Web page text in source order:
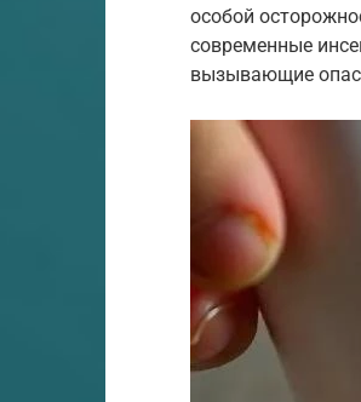
особой
современные
вызывающие